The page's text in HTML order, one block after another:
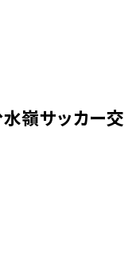
嶺サッカー交